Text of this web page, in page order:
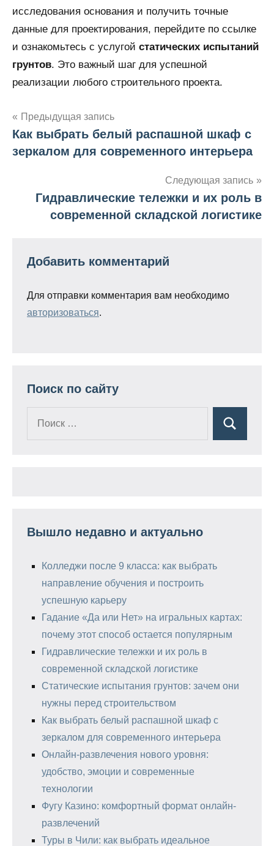
исследования основания и получить точные
данные для проектирования, перейдите по ссылке
и ознакомьтесь с услугой статических испытаний
грунтов. Это важный шаг для успешной
реализации любого строительного проекта.
Навигация
по
Предыдущая запись
Как выбрать белый распашной шкаф с
зеркалом для современного интерьера
Следующая запись
Гидравлические тележки и их роль в
современной складской логистике
Добавить комментарий
Для отправки комментария вам необходимо
авторизоваться.
Поиск по сайту
Поиск
Вышло недавно и актуально
Колледжи после 9 класса: как выбрать
направление обучения и построить
успешную карьеру
Гадание «Да или Нет» на игральных картах:
почему этот способ остается популярным
Гидравлические тележки и их роль в
современной складской логистике
Статические испытания грунтов: зачем они
нужны перед строительством
Как выбрать белый распашной шкаф с
зеркалом для современного интерьера
Онлайн-развлечения нового уровня:
удобство, эмоции и современные
технологии
Фугу Казино: комфортный формат онлайн-
развлечений
Туры в Чили: как выбрать идеальное